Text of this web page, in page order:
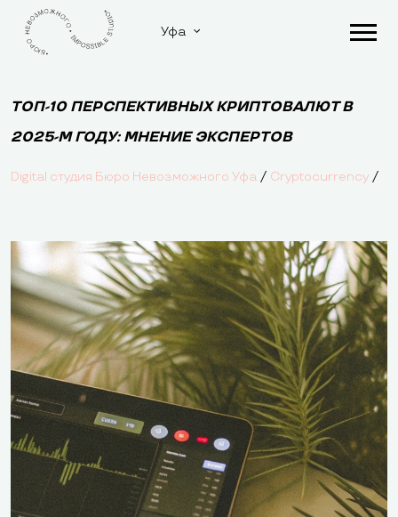
Уфа
ТОП-10 ПЕРСПЕКТИВНЫХ КРИПТОВАЛЮТ В
2025-М ГОДУ: МНЕНИЕ ЭКСПЕРТОВ
Digital студия Бюро Невозможного Уфа / Cryptocurrency /